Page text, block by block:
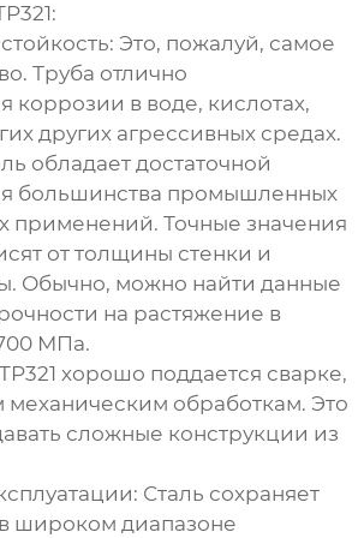
:
Это, пожалуй, самое
Труба отлично
коррозии в воде, кислотах,
других агрессивных средах.
обладает достаточной
большинства промышленных
применений. Точные значения
от толщины стенки и
Обычно, можно найти данные
на растяжение в
МПа.
TP321 хорошо поддается сварке,
механическим обработкам. Это
сложные конструкции из
Сталь сохраняет
широком диапазоне